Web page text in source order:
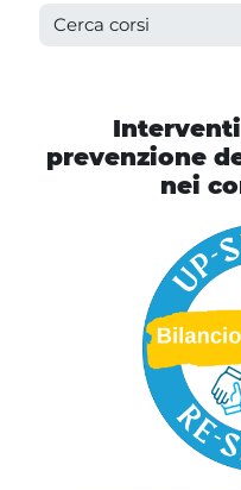
Cerca corsi
prevenzione
nei